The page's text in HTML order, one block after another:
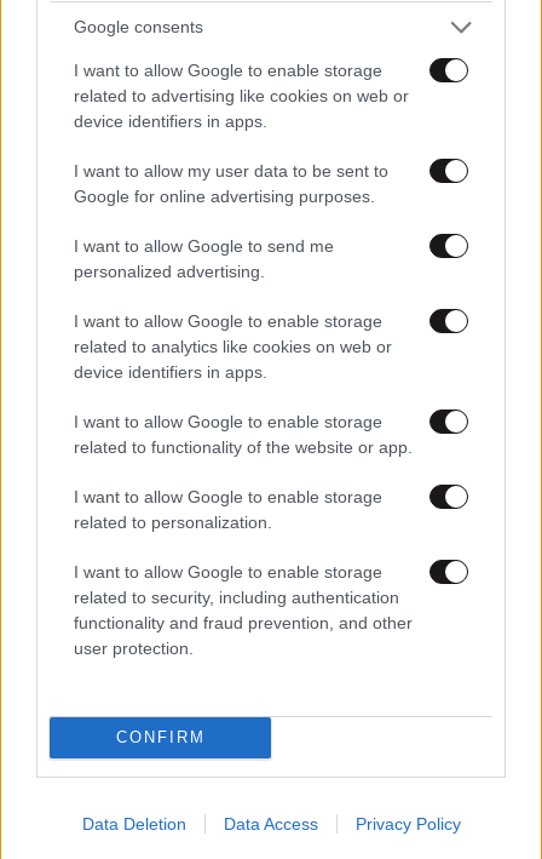
Google consents
I want to allow Google to enable storage
related to advertising like cookies on web or
device identifiers in apps.
I want to allow my user data to be sent to
Google for online advertising purposes.
I want to allow Google to send me
personalized advertising.
I want to allow Google to enable storage
related to analytics like cookies on web or
device identifiers in apps.
I want to allow Google to enable storage
related to functionality of the website or app.
I want to allow Google to enable storage
related to personalization.
I want to allow Google to enable storage
related to security, including authentication
functionality and fraud prevention, and other
user protection.
CONFIRM
Data Deletion Data Access Privacy Policy
Παλάτι Marivent: Πώς οι κληρονόμοι του
Ιωάννη Σαριδάκη αφαίρεσαν 1.300 έργα τέχνης
από τη βασιλική οικογένεια της Ισπανίας
ΠΟΛΙΤΙΚΗ06·08·2026 06:19
ανοιχτούς λογαριασμούς με Λιβύη, Αλβανία και
Τουρκία για τη χάραξη ΑΟΖ